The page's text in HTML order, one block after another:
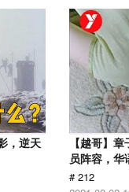
，逆天
【越哥】
员阵容，华
# 212